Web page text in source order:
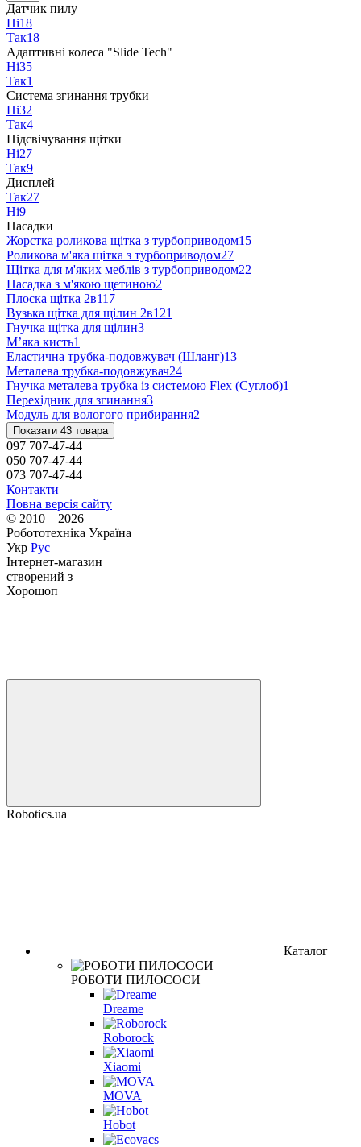
Датчик пилу
Ні18
Так18
Адаптивні колеса "Slide Tech"
Ні35
Так1
Система згинання трубки
Ні32
Так4
Підсвічування щітки
Ні27
Так9
Дисплей
Так27
Ні9
Насадки
Жорстка роликова щітка з турбоприводом15
Роликова м'яка щітка з турбоприводом27
Щітка для м'яких меблів з турбоприводом22
Насадка з м'якою щетиною2
Плоска щітка 2в117
Вузька щітка для щілин 2в1 21
Гнучка щітка для щілин3
Мʼяка кисть1
Еластична трубка-подовжувач (Шланг)13
Металева трубка-подовжувач24
Гнучка металева трубка із системою Flex (Суглоб)1
Перехідник для згинання3
Модуль для вологого прибирання2
Показати 43 товара
097 707-47-44
050 707-47-44
073 707-47-44
Контакти
Повна версія сайту
© 2010—2026
Робототехніка Україна
Укр Рус
Інтернет-магазин
створений з
Хорошоп
Robotics.ua
Каталог
РОБОТИ ПИЛОСОСИ
Dreame
Roborock
Xiaomi
MOVA
Hobot